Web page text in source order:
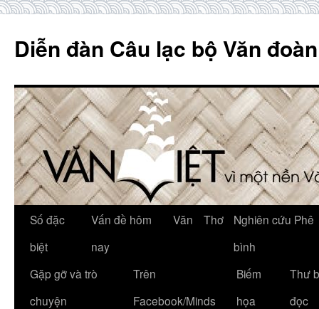
content
Diễn đàn Câu lạc bộ Văn
Số đặc
biệt
Vấn đề hôm
nay
Văn Thơ
Nghiên cứu Phê
bình
Gặp gỡ và trò
chuyện
Trên
Facebook/Minds
Biếm
họa
Thư
đọc